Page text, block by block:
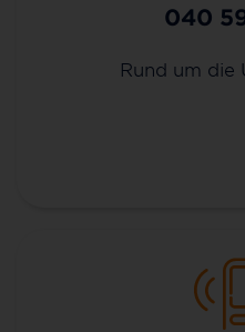
040
Rund um die